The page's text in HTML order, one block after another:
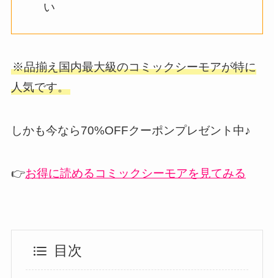
い
※品揃え国内最大級のコミックシーモアが特に
人気です。
しかも今なら70%OFFクーポンプレゼント中♪
👉お得に読めるコミックシーモアを見てみる
目次